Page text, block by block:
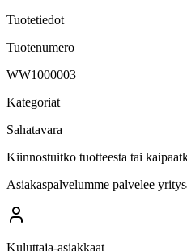
Tuotetiedot
Tuotenumero
WW1000003
Kategoriat
Sahatavara
Kiinnostuitko tuotteesta tai
Asiakaspalvelumme palvelee
Kuluttaja-asiakkaat